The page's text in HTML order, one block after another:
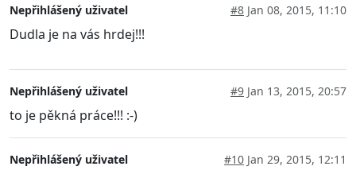
Nepřihlášený uživatel #8 Jan 08, 2015, 11:10
Dudla je na vás hrdej!!!
Nepřihlášený uživatel #9 Jan 13, 2015, 20:57
to je pěkná práce!!! :-)
Nepřihlášený uživatel #10 Jan 29, 2015, 12:11